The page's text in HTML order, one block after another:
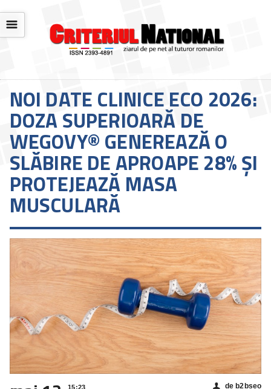
☰
NOI DATE CLINICE ECO 2026:
DOZA SUPERIOARĂ DE
WEGOVY® GENEREAZĂ O
SLĂBIRE DE APROAPE 28% ȘI
PROTEJEAZĂ MASA
MUSCULARĂ
15:23
👤 de b2bseo